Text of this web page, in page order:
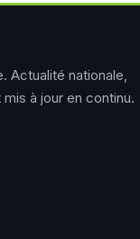
Actualité nationale,
à jour en continu.